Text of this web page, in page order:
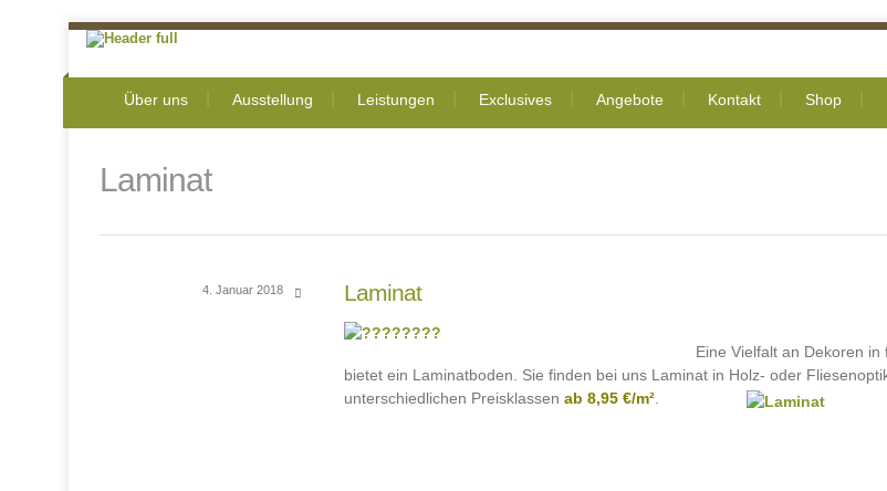
Über uns Ausstellung Leistungen Exclusives Angebote Kontakt Shop
Laminat
4. Januar 2018 Laminat
Eine Vielfalt an Dekoren
bietet ein Laminatboden. Sie finden bei uns Laminat in Holz- oder
unterschiedlichen Preisklassenab 8,95 €/m²